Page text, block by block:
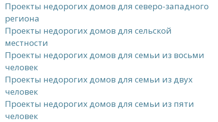
Проекты недорогих домов для северо-западного
региона
Проекты недорогих домов для сельской
местности
Проекты недорогих домов для семьи из восьми
человек
Проекты недорогих домов для семьи из двух
человек
Проекты недорогих домов для семьи из пяти
человек